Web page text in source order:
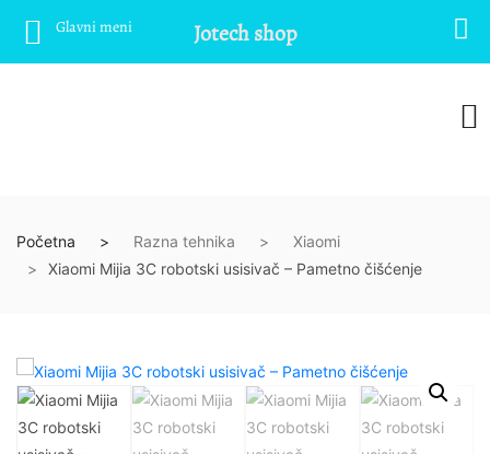
Početna Razna tehnika
Xiaomi
Xiaomi Mijia 3C robotski usisivač – Pametno čišćenje
Glavni meni Jotech shop